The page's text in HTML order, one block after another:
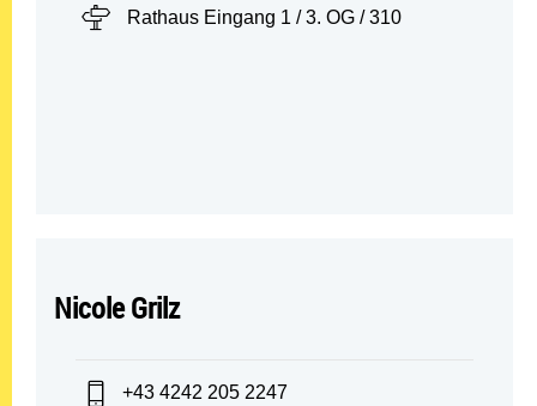
Standort:
Rathaus Eingang 1 / 3. OG / 310
Nicole Grilz
Telefon:
+43 4242 205 2247